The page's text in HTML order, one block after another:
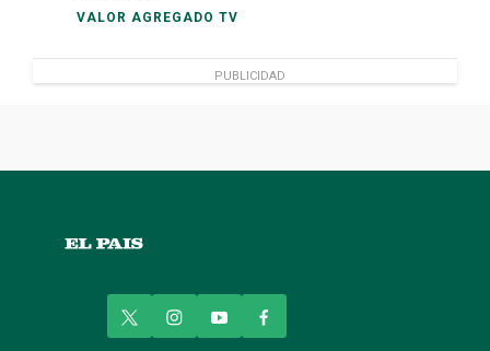
VALOR AGREGADO TV
PUBLICIDAD
w
i
n
y
o
a